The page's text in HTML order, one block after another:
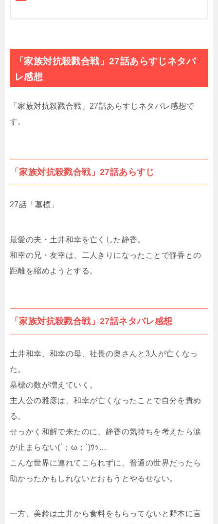
「家族対抗殺戮合戦」27話あらすじネタバ
レ感想
「家族対抗殺戮合戦」27話あらすじネタバレ感想で
す。
「家族対抗殺戮合戦」27話あらすじ
27話「墓標」
最愛の夫・土井和幸を亡くした静香。
和幸の兄・友幸は、二人きりになったことで静香との
距離を縮めようとする。
「家族対抗殺戮合戦」27話ネタバレ感想
土井和幸、和幸の母、社長の奥さんと3人が亡くなっ
た。
墓標の数が増えていく。
主人公の雅彦は、和幸が亡くなったことで自分を責め
る。
せっかく和解で来たのに、静香の気持ちを考えたら涙
が止まらない(´；ω；`)ｳｯ…
こんな世界に連れてこられずに、普通の世界だったら
助かったかもしれないとおもうとやるせない。
一方、美鈴は土井から食料をもらってないと野本に言